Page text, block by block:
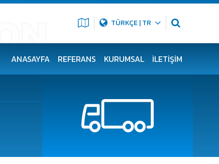
TÜRKÇE | TR
ANASAYFA REFERANS KURUMSAL İLETIŞIM